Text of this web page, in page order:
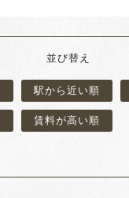
並び替え
駅から近い順
賃料が高い順